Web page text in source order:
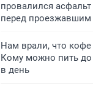
провалился
перед проезжавшим
Нам врали, что кофе
Кому можно пить до
в день